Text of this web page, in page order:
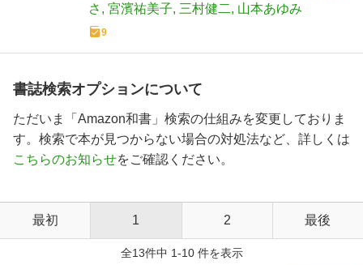
さ
宮濱祐美子 三村健二 山本あゆみ
9
書誌検索オプションについて
ただいま「Amazon和書」検索の仕組みを変更しておりま
す。検索で本が見つからない場合の対処法など、詳しくは
こちらのお知らせをご確認ください。
最初 1 2 最後
全13件中 1-10 件を表示